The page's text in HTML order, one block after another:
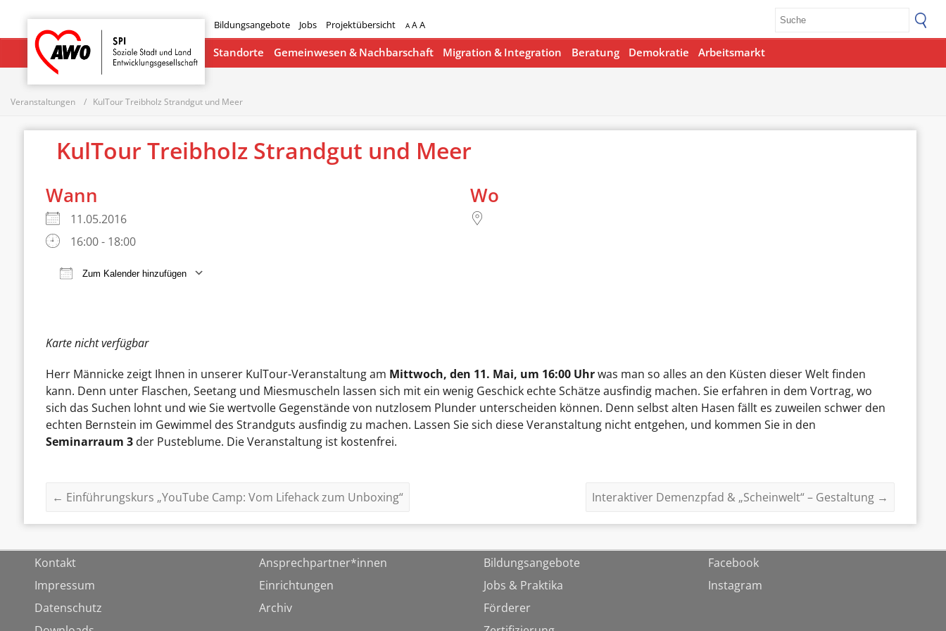
Bildungsangebote Jobs Projektübersicht A AA
Startseite
Standorte Gemeinwesen & Nachbarschaft Migration & Integration Beratung Demokratie Arbeitsmarkt
Veranstaltungen KulTour Treibholz Strandgut und Meer
KulTour Treibholz Strandgut und Meer
Wann
11.05.2016
16:00 - 18:00
Zum Kalender hinzufügen
Wo
Karte nicht verfügbar
Herr Männicke zeigt Ihnen in unserer KulTour-Veranstaltung am Mittwoch, den 11. Mai, um 16:00 Uhrwas man so alles an den Küsten dieser Welt finden
kann. Denn unter Flaschen, Seetang und Miesmuscheln lassen sich mit ein wenig Geschick echte Schätze ausfindig machen. Sie erfahren in dem Vortrag, wo
sich das Suchen lohnt und wie Sie wertvolle Gegenstände von nutzlosem Plunder unterscheiden können. Denn selbst alten Hasen fällt es zuweilen schwer den
echten Bernstein im Gewimmel des Strandguts ausfindig zu machen. Lassen Sie sich diese Veranstaltung nicht entgehen, und kommen Sie in den
Seminarraum 3 der Pusteblume. Die Veranstaltung ist kostenfrei.
← Einführungskurs „YouTube Camp: Vom Lifehack zum Unboxing“ Interaktiver Demenzpfad & „Scheinwelt“ – Gestaltung →
Kontakt
Impressum
Datenschutz
Ansprechpartner*innen
Einrichtungen
Archiv
Bildungsangebote
Jobs & Praktika
Förderer
Facebook
Instagram